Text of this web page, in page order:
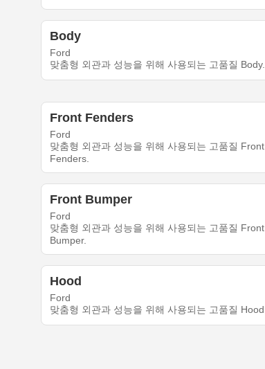
Body
Ford
맞춤형 외관과 성능을 위해 사용되는 고품질 Body.
Front Fenders
Ford
맞춤형 외관과 성능을 위해 사용되는 고품질 Front
Fenders.
Front Bumper
Ford
맞춤형 외관과 성능을 위해 사용되는 고품질 Front
Bumper.
Hood
Ford
맞춤형 외관과 성능을 위해 사용되는 고품질 Hood.